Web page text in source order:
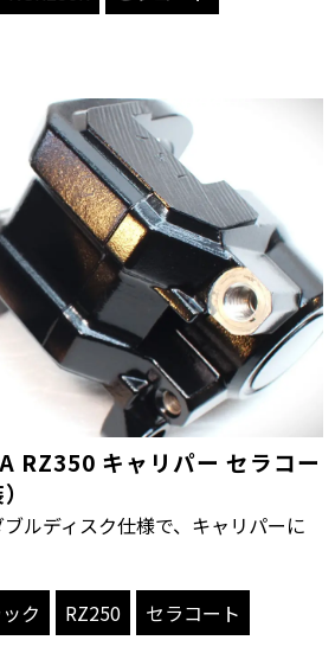
RZ350 キャリパー セラコー
ルディスク仕様で、キャリパーに
ク RZ250
セラコート